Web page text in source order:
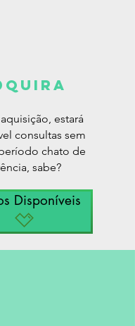
estará
consultas sem
chato de
sabe?
Disponíveis